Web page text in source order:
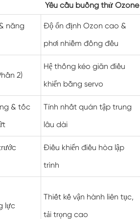
ẩm môi trường
nghiệm lão hóa thủy phân
Yêu cầu buồng thử Ozone
năng
Độ ổn định Ozon cao &
phơi nhiễm đồng đều
2)
Hệ thống kéo giãn điều
khiển bằng servo
& tốc
Tính nhất quán tập trung
lâu dài
Điều khiển điều hòa lập
trình
lực
Thiết kế vận hành liên tục,
tải trọng cao